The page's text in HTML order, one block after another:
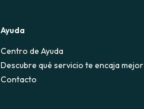
Ayuda
Centro de Ayuda
Descubre qué servicio te encaja mejor
Contacto